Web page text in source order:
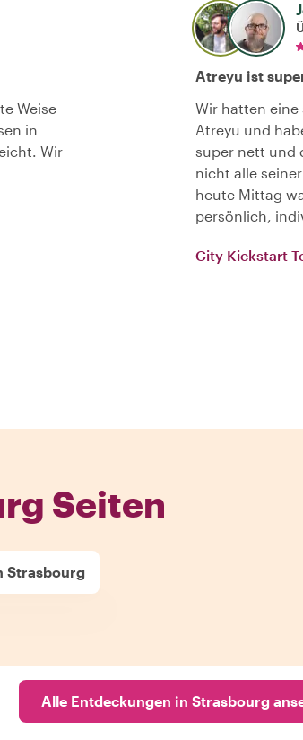
Weise
in
Wir
Atreyu ist
Wir hatten
Atreyu und
super nett und
nicht alle
heute Mittag
persönlich,
City Kickstart
Seiten
Strasbourg
Alle Entdeckungen in Strasbourg